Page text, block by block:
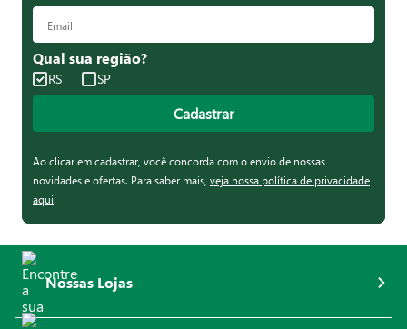
Qual sua região?
RS SP
Cadastrar
Ao clicar em cadastrar, você concorda com o envio de nossas
novidades e ofertas. Para saber mais, veja nossa política de privacidade
aqui.
Nossas Lojas